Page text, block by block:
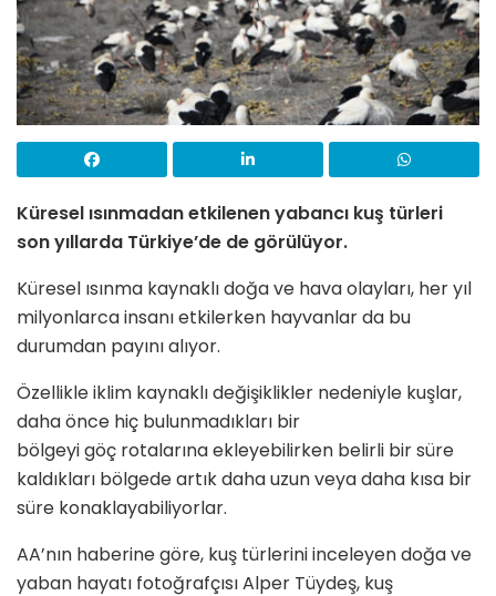
Küresel ısınmadan etkilenen yabancı kuş türleri
son yıllarda Türkiye’de de görülüyor.
Küresel ısınma kaynaklı doğa ve hava olayları, her yıl
milyonlarca insanı etkilerken hayvanlar da bu
durumdan payını alıyor.
Özellikle iklim kaynaklı değişiklikler nedeniyle kuşlar,
daha önce hiç bulunmadıkları bir
bölgeyi göç rotalarına ekleyebilirken belirli bir süre
kaldıkları bölgede artık daha uzun veya daha kısa bir
süre konaklayabiliyorlar.
AA’nın haberine göre, kuş türlerini inceleyen doğa ve
yaban hayatı fotoğrafçısı Alper Tüydeş, kuş